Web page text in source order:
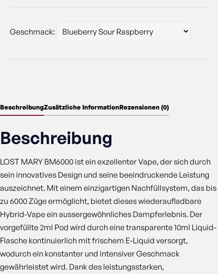
Geschmack:
BeschreibungZusätzliche InformationRezensionen (0)
Beschreibung
LOST MARY BM6000 ist ein exzellenter Vape, der sich durch
sein innovatives Design und seine beeindruckende Leistung
auszeichnet. Mit einem einzigartigen Nachfüllsystem, das bis
zu 6000 Züge ermöglicht, bietet dieses wiederaufladbare
Hybrid-Vape ein aussergewöhnliches Dampferlebnis. Der
vorgefüllte 2ml Pod wird durch eine transparente 10ml Liquid-
Flasche kontinuierlich mit frischem E-Liquid versorgt,
wodurch ein konstanter und intensiver Geschmack
gewährleistet wird. Dank des leistungsstarken,